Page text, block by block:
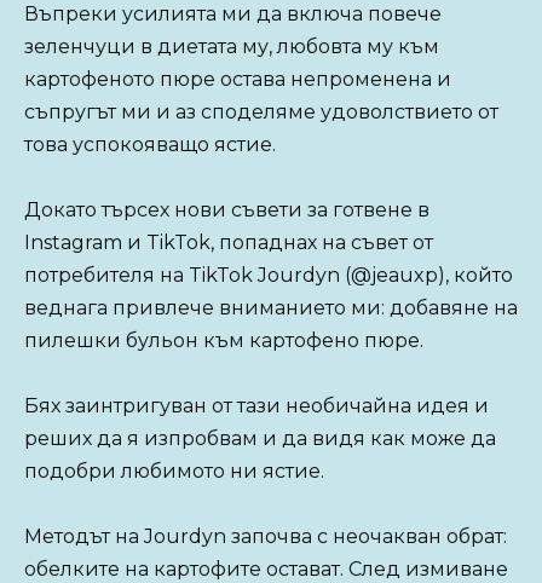
Въпреки усилията ми да включа повече
зеленчуци в диетата му, любовта му към
картофеното пюре остава непроменена и
съпругът ми и аз споделяме удоволствието от
това успокояващо ястие.
Докато търсех нови съвети за готвене в
Instagram и TikTok, попаднах на съвет от
потребителя на TikTok Jourdyn (@jeauxp), който
веднага привлече вниманието ми: добавяне на
пилешки бульон към картофено пюре.
Бях заинтригуван от тази необичайна идея и
реших да я изпробвам и да видя как може да
подобри любимото ни ястие.
Методът на Jourdyn започва с неочакван обрат:
обелките на картофите остават. След измиване